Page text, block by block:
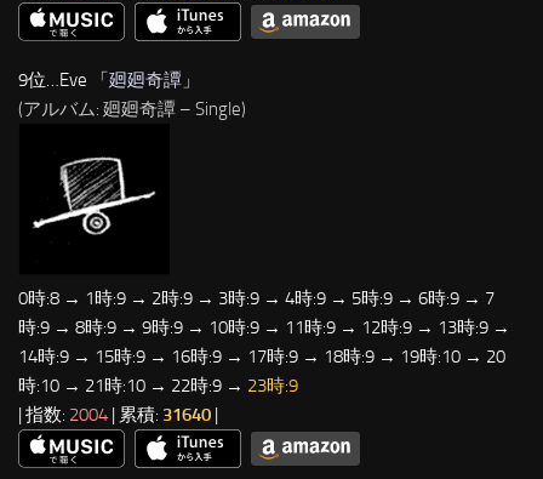
9位…Eve 「廻廻奇譚 」
(アルバム: 廻廻奇譚 – Single)
0時:8 → 1時:9 → 2時:9 → 3時:9 → 4時:9 → 5時:9 → 6時:9 → 7
時:9 → 8時:9 → 9時:9 → 10時:9 → 11時:9 → 12時:9 → 13時:9 →
14時:9 → 15時:9 → 16時:9 → 17時:9 → 18時:9 → 19時:10 → 20
時:10 → 21時:10 → 22時:9 → 23時:9
| 指数: 2004 | 累積: 31640 |